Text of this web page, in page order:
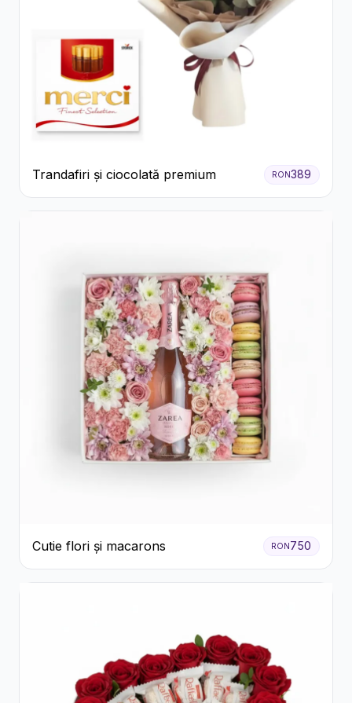
Trandafiri și ciocolată premium RON389
Cutie flori și macarons RON750